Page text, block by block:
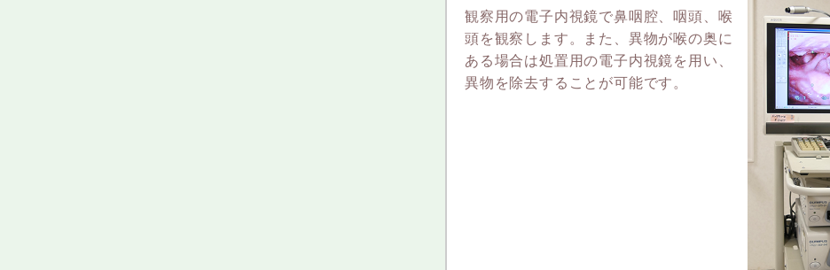
観察用の電子内視鏡で鼻咽腔、咽頭、喉
頭を観察します。また、異物が喉の奥に
ある場合は処置用の電子内視鏡を用い、
異物を除去することが可能です。